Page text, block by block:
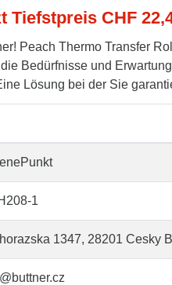
Tiefstpreis CHF
Peach Thermo Transfer
Bedürfnisse und
Lösung bei der Sie
1
1347, 28201 Cesky